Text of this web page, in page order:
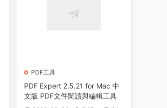
PDF工具
PDF Expert 2.5.21 for Mac 中
文版 PDF文件閱讀與編輯工具